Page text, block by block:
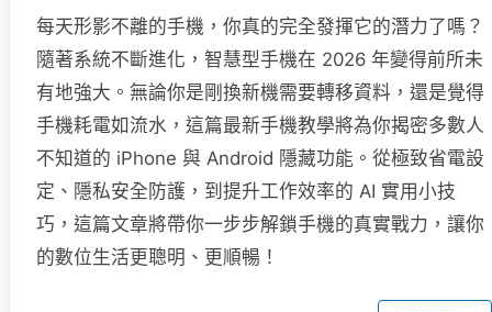
每天形影不離的手機，你真的完全發揮它的潛力了嗎？
隨著系統不斷進化，智慧型手機在 2026 年變得前所未
有地強大。無論你是剛換新機需要轉移資料，還是覺得
手機耗電如流水，這篇最新手機教學將為你揭密多數人
不知道的 iPhone 與 Android 隱藏功能。從極致省電設
定、隱私安全防護，到提升工作效率的 AI 實用小技
巧，這篇文章將帶你一步步解鎖手機的真實戰力，讓你
的數位生活更聰明、更順暢！